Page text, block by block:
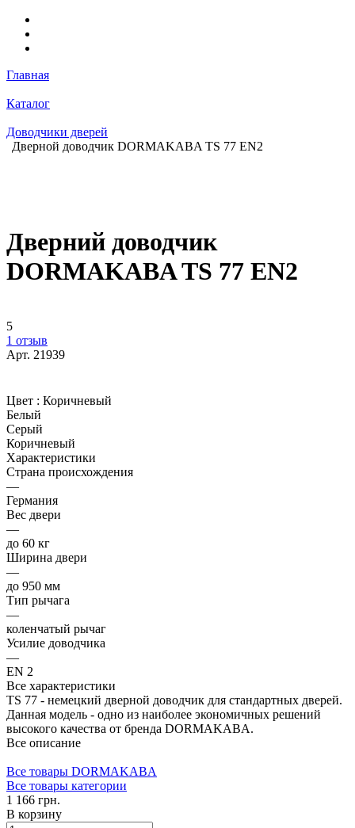
Главная
Каталог
Доводчики дверей
Дверной доводчик DORMAKABA TS 77 EN2
Дверний доводчик
DORMAKABA TS 77 EN2
5
1 отзыв
Арт. 21939
Цвет : Коричневый
Белый
Серый
Коричневый
Характеристики
Страна происхождения
—
Германия
Вес двери
—
до 60 кг
Ширина двери
—
до 950 мм
Тип рычага
—
коленчатый рычаг
Усилие доводчика
—
EN 2
Все характеристики
TS 77 - немецкий дверной доводчик для стандартных дверей.
Данная модель - одно из наиболее экономичных решений
высокого качества от бренда DORMAKABA.
Все описание
Все товары DORMAKABA
Все товары категории
1 166 грн.
В корзину